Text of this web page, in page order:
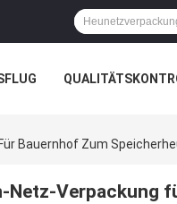
Bauernhof Zum
Netz-Verpackung